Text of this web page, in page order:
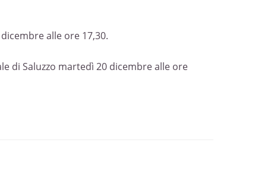
alle ore 17,30.
di Saluzzo martedì 20 dicembre alle ore